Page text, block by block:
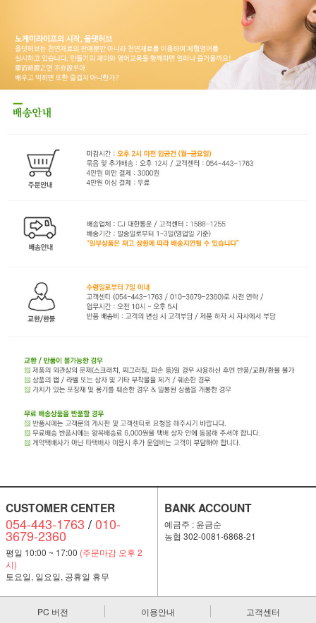
CUSTOMER CENTER
054-443-1763 /010-
3679-2360
평일 10:00 ~ 17:00 (주문마감 오후 2
시)
토요일, 일요일, 공휴일 휴무
BANK ACCOUNT
예금주 : 윤금순
농협 302-0081-6868-21
PC 버전 이용안내 고객센터